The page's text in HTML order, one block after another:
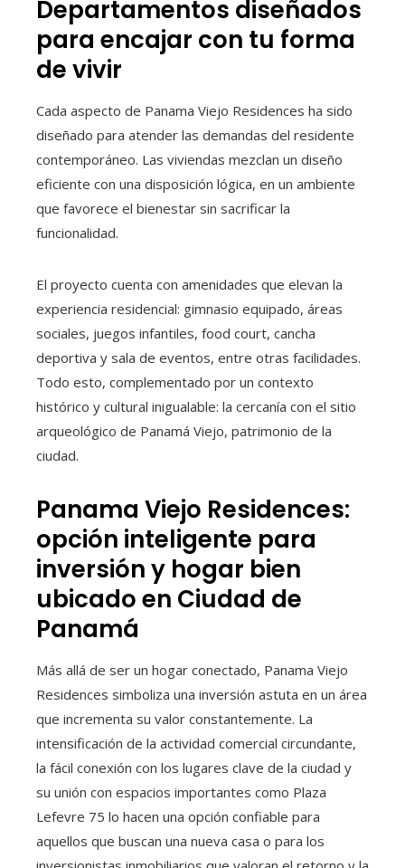
Departamentos diseñados
para encajar con tu forma
de vivir
Cada aspecto de Panama Viejo Residences ha sido
diseñado para atender las demandas del residente
contemporáneo. Las viviendas mezclan un diseño
eficiente con una disposición lógica, en un ambiente
que favorece el bienestar sin sacrificar la
funcionalidad.
El proyecto cuenta con amenidades que elevan la
experiencia residencial: gimnasio equipado, áreas
sociales, juegos infantiles, food court, cancha
deportiva y sala de eventos, entre otras facilidades.
Todo esto, complementado por un contexto
histórico y cultural inigualable: la cercanía con el sitio
arqueológico de Panamá Viejo, patrimonio de la
ciudad.
Panama Viejo Residences:
opción inteligente para
inversión y hogar bien
ubicado en Ciudad de
Panamá
Más allá de ser un hogar conectado, Panama Viejo
Residences simboliza una inversión astuta en un área
que incrementa su valor constantemente. La
intensificación de la actividad comercial circundante,
la fácil conexión con los lugares clave de la ciudad y
su unión con espacios importantes como Plaza
Lefevre 75 lo hacen una opción confiable para
aquellos que buscan una nueva casa o para los